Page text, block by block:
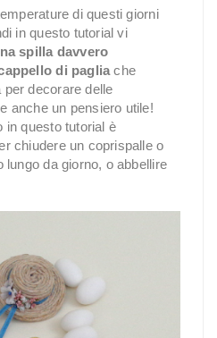
di questi giorni
in questo tutorial vi
spilla davvero
di pagliache
decorare delle
anche un pensiero utile!
in questo tutorial è
chiudere un coprispalle o
lungo da giorno, o abbellire